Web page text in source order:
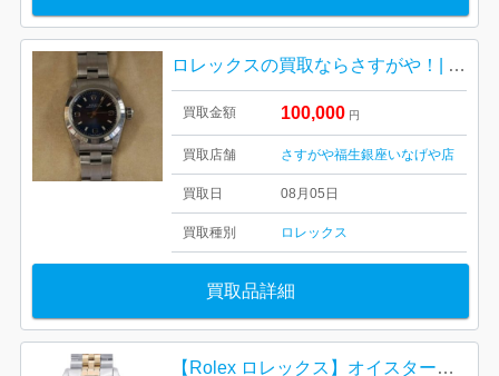
ロレックスの買取ならさすがや！| 福生市加美平| ROLEXオイスターパーペチュアル
買取金額 100,000 円
買取店舗 さすがや福生銀座いなげや店
買取日 08月05日
買取種別 ロレックス
買取品詳細
【Rolex ロレックス】オイスターパペチュアル・デイトジャスト・16233・ゴールドコンビ・シャンパン文字盤・メンズ・レディース